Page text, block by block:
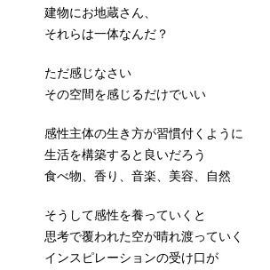
建物にお地蔵さん、
それらは一体なんだ？
ただ感じなさい
その空間を感じるだけでいい
感性主体の生き方が習慣付くように
生活を構築すると良いだろう
食べ物、香り、音楽、美容、自然
そうして感性を養っていくと
思考で覆われた空が晴れ渡っていく
インスピレーションの受け口が